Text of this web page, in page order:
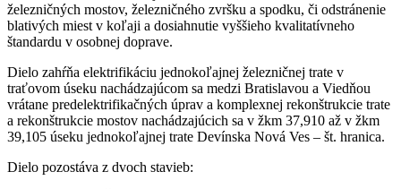
železničných mostov, železničného zvršku a spodku, či odstránenie
blativých miest v koľaji a dosiahnutie vyššieho kvalitatívneho
štandardu v osobnej doprave.
Dielo zahŕňa elektrifikáciu jednokoľajnej železničnej trate v
traťovom úseku nachádzajúcom sa medzi Bratislavou a Viedňou
vrátane predelektrifikačných úprav a komplexnej rekonštrukcie trate
a rekonštrukcie mostov nachádzajúcich sa v žkm 37,910 až v žkm
39,105 úseku jednokoľajnej trate Devínska Nová Ves – št. hranica.
Dielo pozostáva z dvoch stavieb: